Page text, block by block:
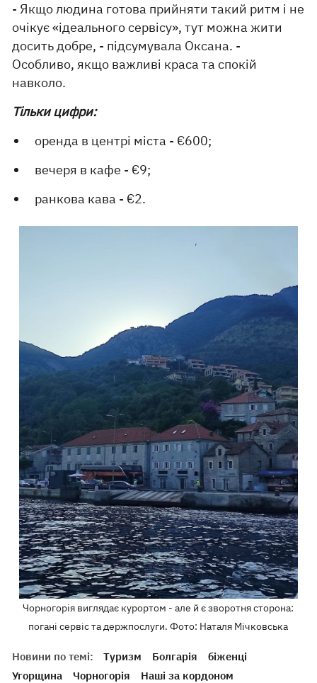
- Якщо людина готова прийняти такий ритм і не
очікує «ідеального сервісу», тут можна жити
досить добре, - підсумувала Оксана. -
Особливо, якщо важливі краса та спокій
навколо.
Тільки цифри:
оренда в центрі міста - €600;
вечеря в кафе - €9;
ранкова кава - €2.
Чорногорія виглядає курортом - але й є зворотня сторона:
погані сервіс та держпослуги. Фото: Наталя Мічковська
Новини по темі: Туризм Болгарія
біженці
Угорщина
Чорногорія Наші за кордоном